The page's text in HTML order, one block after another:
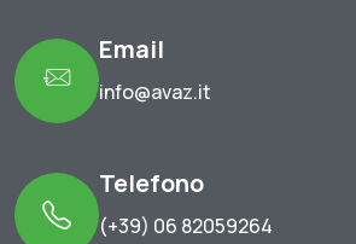
Email
info@avaz.it
Telefono
(+39) 06 82059264